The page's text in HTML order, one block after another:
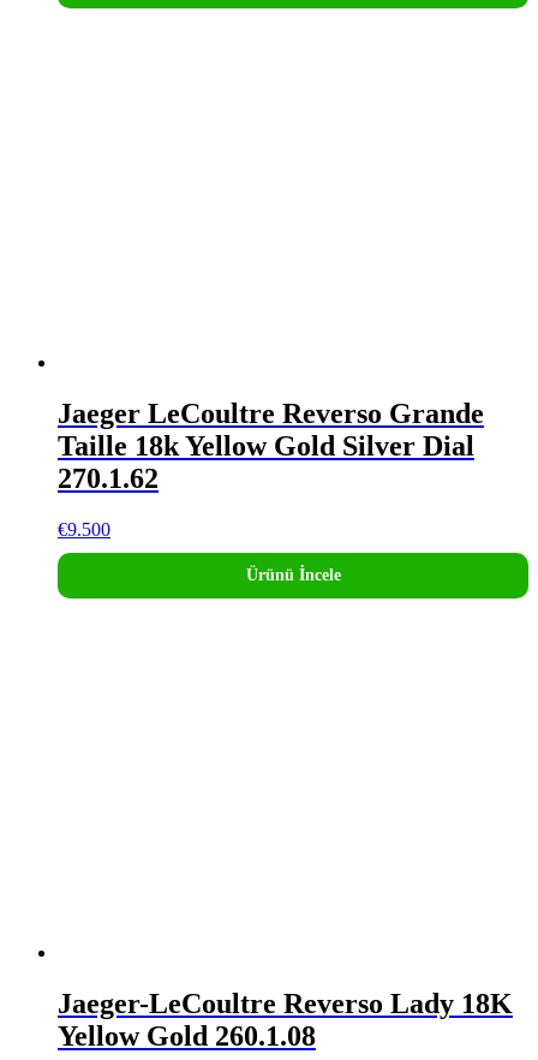
Jaeger LeCoultre Reverso Grande
Taille 18k Yellow Gold Silver Dial
270.1.62
€9.500
Ürünü İncele
Jaeger-LeCoultre Reverso Lady 18K
Yellow Gold 260.1.08